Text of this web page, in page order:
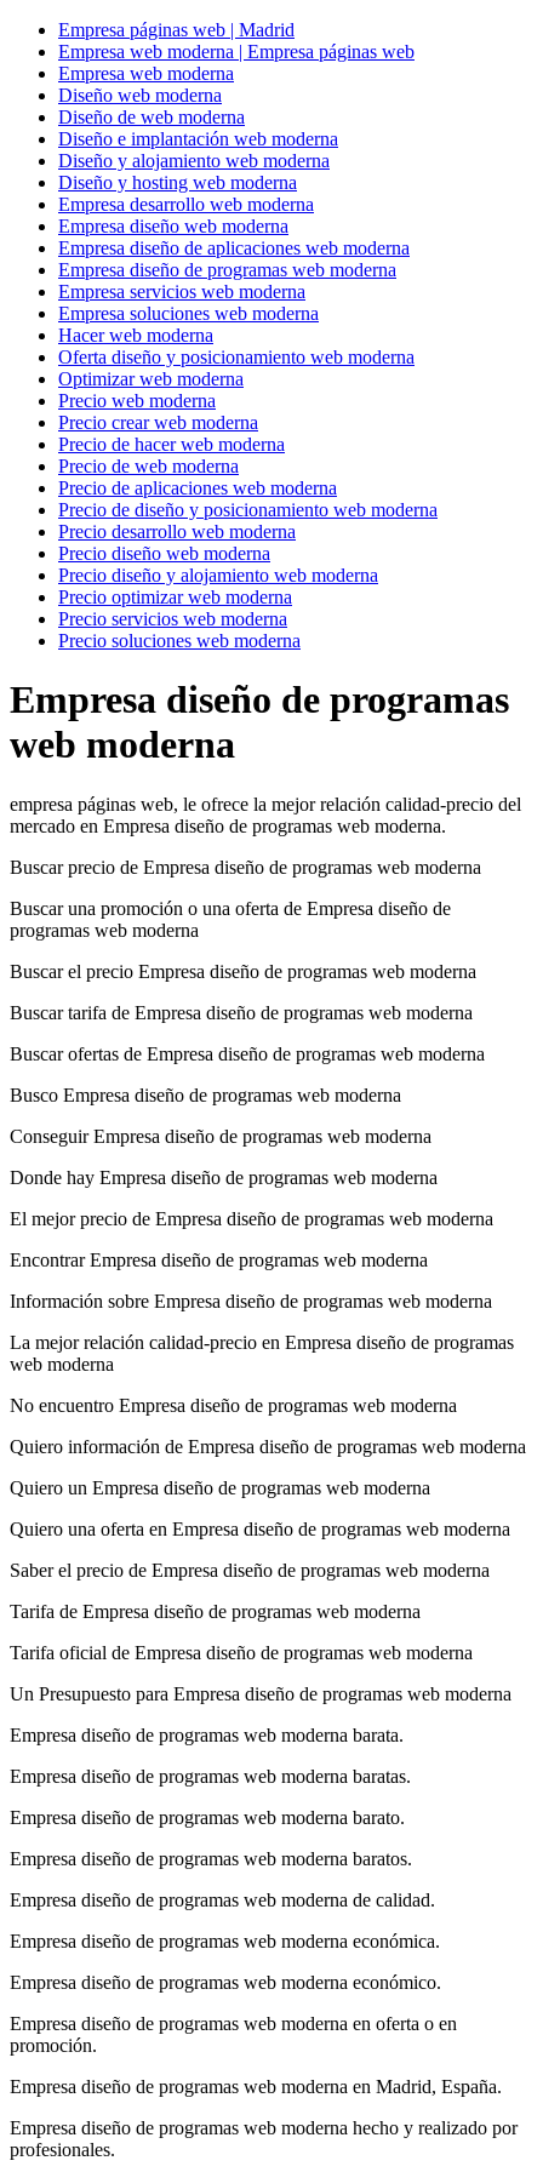
Empresa páginas web | Madrid
Empresa web moderna | Empresa páginas web
Empresa web moderna
Diseño web moderna
Diseño de web moderna
Diseño e implantación web moderna
Diseño y alojamiento web moderna
Diseño y hosting web moderna
Empresa desarrollo web moderna
Empresa diseño web moderna
Empresa diseño de aplicaciones web moderna
Empresa diseño de programas web moderna
Empresa servicios web moderna
Empresa soluciones web moderna
Hacer web moderna
Oferta diseño y posicionamiento web moderna
Optimizar web moderna
Precio web moderna
Precio crear web moderna
Precio de hacer web moderna
Precio de web moderna
Precio de aplicaciones web moderna
Precio de diseño y posicionamiento web moderna
Precio desarrollo web moderna
Precio diseño web moderna
Precio diseño y alojamiento web moderna
Precio optimizar web moderna
Precio servicios web moderna
Precio soluciones web moderna
Empresa diseño de programas
web moderna
empresa páginas web, le ofrece la mejor relación calidad-precio del
mercado en Empresa diseño de programas web moderna.
Buscar precio de Empresa diseño de programas web moderna
Buscar una promoción o una oferta de Empresa diseño de
programas web moderna
Buscar el precio Empresa diseño de programas web moderna
Buscar tarifa de Empresa diseño de programas web moderna
Buscar ofertas de Empresa diseño de programas web moderna
Busco Empresa diseño de programas web moderna
Conseguir Empresa diseño de programas web moderna
Donde hay Empresa diseño de programas web moderna
El mejor precio de Empresa diseño de programas web moderna
Encontrar Empresa diseño de programas web moderna
Información sobre Empresa diseño de programas web moderna
La mejor relación calidad-precio en Empresa diseño de programas
web moderna
No encuentro Empresa diseño de programas web moderna
Quiero información de Empresa diseño de programas web moderna
Quiero un Empresa diseño de programas web moderna
Quiero una oferta en Empresa diseño de programas web moderna
Saber el precio de Empresa diseño de programas web moderna
Tarifa de Empresa diseño de programas web moderna
Tarifa oficial de Empresa diseño de programas web moderna
Un Presupuesto para Empresa diseño de programas web moderna
Empresa diseño de programas web moderna barata.
Empresa diseño de programas web moderna baratas.
Empresa diseño de programas web moderna barato.
Empresa diseño de programas web moderna baratos.
Empresa diseño de programas web moderna de calidad.
Empresa diseño de programas web moderna económica.
Empresa diseño de programas web moderna económico.
Empresa diseño de programas web moderna en oferta o en
promoción.
Empresa diseño de programas web moderna en Madrid, España.
Empresa diseño de programas web moderna hecho y realizado por
profesionales.